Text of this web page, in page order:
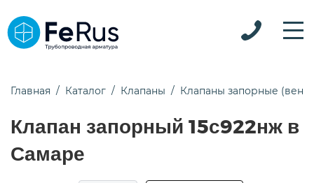
Главная Каталог Клапаны Клапаны запорные
Клапан запорный 15с922нж в
Самаре